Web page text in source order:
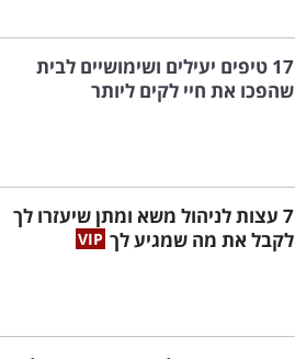
17 טיפים יעילים ושימושיים לבית
שהפכו את חיי לקים ליותר
7 עצות לניהול משא ומתן שיעזרו לך
לקבל את מה שמגיע לך